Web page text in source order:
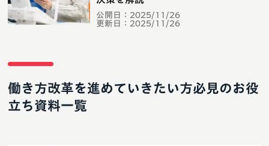
公開日： 2025/11/26
更新日： 2025/11/26
働き方改革を進めていきたい方必見のお役
立ち資料一覧